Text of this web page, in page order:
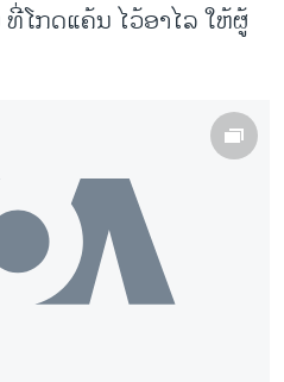
ໂກດແຄ້ນ ໄວ້ອາໄລ ໃຫ້ຜູ້